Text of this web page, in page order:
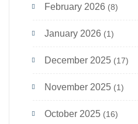
February 2026 (8)
January 2026 (1)
December 2025 (17)
November 2025 (1)
October 2025 (16)